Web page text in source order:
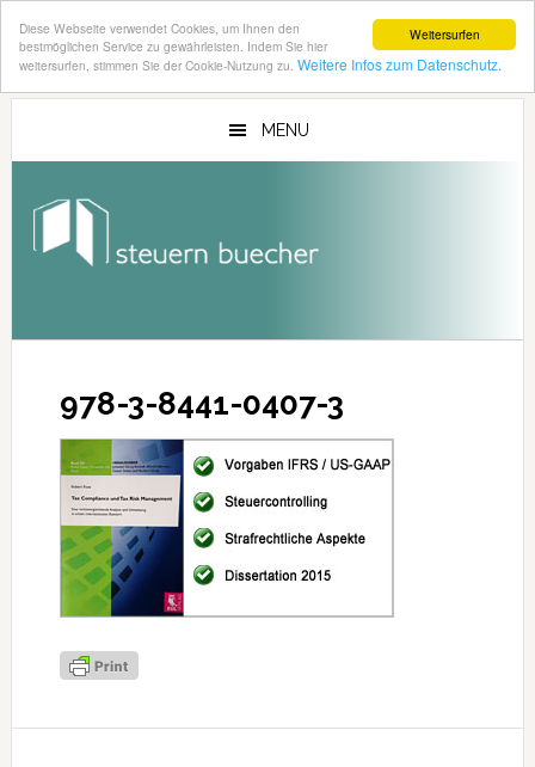
Weitersurfen
Diese Webseite verwendet Cookies, um Ihnen den
bestmöglichen Service zu gewährleisten. Indem Sie hier
weitersurfen, stimmen Sie der Cookie-Nutzung zu. Weitere Infos zum Datenschutz.
Zum
Zur
MENU
978-3-8441-0407-3